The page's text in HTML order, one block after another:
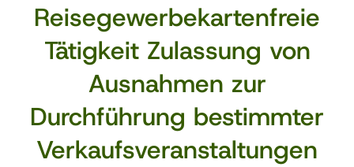
Reisegewerbekartenfreie
Tätigkeit Zulassung von
Ausnahmen zur
Durchführung bestimmter
Verkaufsveranstaltungen